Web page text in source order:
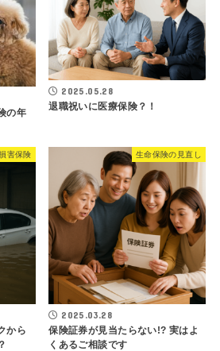
の年
2025.05.28
退職祝いに医療保険？！
害保険
から
生命保険の見直し
2025.03.28
保険証券が見当たらない!? 実はよ
くあるご相談です